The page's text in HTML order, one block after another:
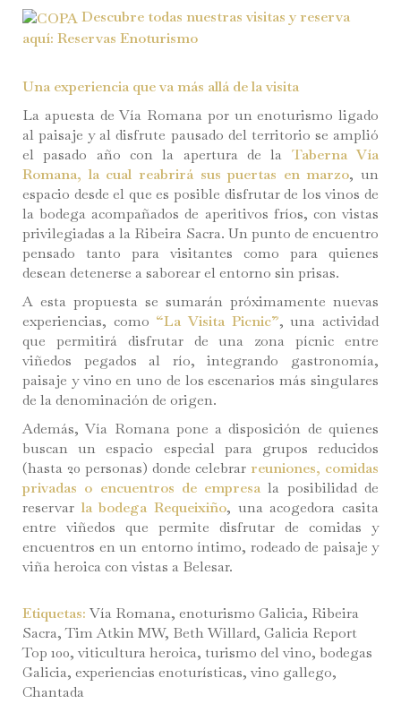
Descubre todas nuestras visitas y reserva
aquí: Reservas Enoturismo
Una experiencia que va más allá de la visita
La apuesta de Vía Romana por un enoturismo ligado
al paisaje y al disfrute pausado del territorio se amplió
el pasado año con la apertura de la Taberna Vía
Romana, la cual reabrirá sus puertas en marzo, un
espacio desde el que es posible disfrutar de los vinos de
la bodega acompañados de aperitivos fríos, con vistas
privilegiadas a la Ribeira Sacra. Un punto de encuentro
pensado tanto para visitantes como para quienes
desean detenerse a saborear el entorno sin prisas.
A esta propuesta se sumarán próximamente nuevas
experiencias, como “La Visita Picnic”, una actividad
que permitirá disfrutar de una zona pícnic entre
viñedos pegados al río, integrando gastronomía,
paisaje y vino en uno de los escenarios más singulares
de la denominación de origen.
Además, Vía Romana pone a disposición de quienes
buscan un espacio especial para grupos reducidos
(hasta 20 personas) donde celebrar reuniones, comidas
privadas o encuentros de empresa la posibilidad de
reservar la bodega Requeixiño, una acogedora casita
entre viñedos que permite disfrutar de comidas y
encuentros en un entorno íntimo, rodeado de paisaje y
viña heroica con vistas a Belesar.
Etiquetas: Vía Romana, enoturismo Galicia, Ribeira
Sacra, Tim Atkin MW, Beth Willard, Galicia Report
Top 100, viticultura heroica, turismo del vino, bodegas
Galicia, experiencias enoturísticas, vino gallego,
Chantada